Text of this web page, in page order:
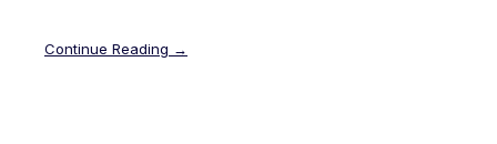
Continue Reading →